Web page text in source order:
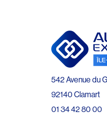
542 Avenue du
92140 Clamart
01 34 42 80 00